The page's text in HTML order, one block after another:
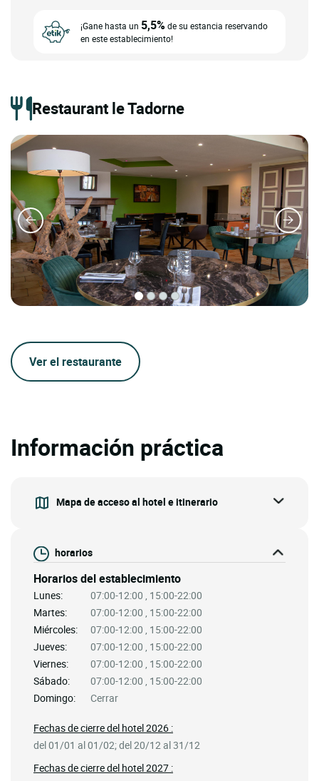
¡Gane hasta un 5,5%de su estancia reservando
en este establecimiento!
Restaurant le Tadorne
Ver el restaurante
Información práctica
Mapa de acceso al hotel e itinerario
horarios
Horarios del establecimiento
Lunes:
07:00-12:00 , 15:00-22:00
Martes:
07:00-12:00 , 15:00-22:00
Miércoles:
07:00-12:00 , 15:00-22:00
Jueves:
07:00-12:00 , 15:00-22:00
Viernes:
07:00-12:00 , 15:00-22:00
Sábado:
07:00-12:00 , 15:00-22:00
Domingo:
Cerrar
Fechas de cierre del hotel 2026 :
del 01/01 al 01/02; del 20/12 al 31/12
Fechas de cierre del hotel 2027 :